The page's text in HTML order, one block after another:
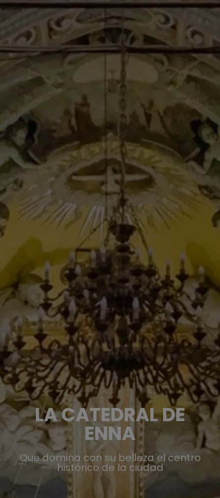
LA CATEDRAL DE
ENNA
Que domina con su belleza el centro
histórico de la ciudad